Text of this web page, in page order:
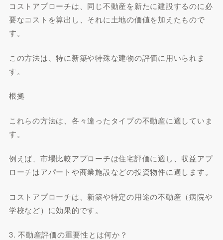
コストアプローチは、同じ不動産を新たに建設するのに必
要なコストを算出し、それに土地の価値を加えたもので
す。
この方法は、特に新築や特殊な建物の評価に用いられま
す。
根拠
これらの方法は、各々違ったタイプの不動産に適していま
す。
例えば、市場比較アプローチは住宅評価に適し、収益アプ
ローチはアパートや商業施設などの投資物件に適します。
コストアプローチは、新築や特定の用途の不動産（病院や
学校など）に効果的です。
3. 不動産評価の重要性とは何か？